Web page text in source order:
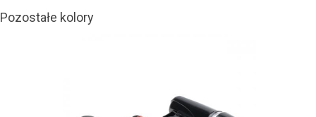
Pozostałe kolory